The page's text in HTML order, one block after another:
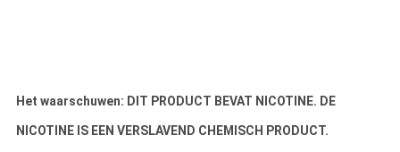
Het waarschuwen: DIT PRODUCT BEVAT NICOTINE. DE
NICOTINE IS EEN VERSLAVEND CHEMISCH PRODUCT.